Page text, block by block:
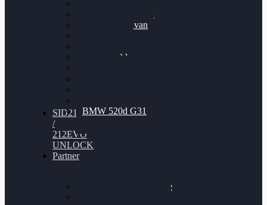
VW Passat 2.0TDI
VW T6 Multivan
BMW 120d
BMW 520d G31
SID212
/
212EVO
UNLOCK
Partner
Bilgenroth Performance